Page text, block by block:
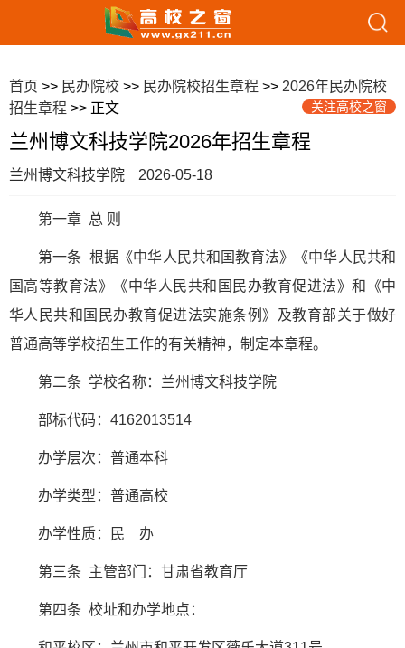
首页 >> 民办院校 >> 民办院校招生章程 >> 2026年民办院校
招生章程 >> 正文 关注高校之窗
兰州博文科技学院2026年招生章程
兰州博文科技学院 2026-05-18
第一章 总 则
第一条 根据《中华人民共和国教育法》《中华人民共和
国高等教育法》《中华人民共和国民办教育促进法》和《中
华人民共和国民办教育促进法实施条例》及教育部关于做好
普通高等学校招生工作的有关精神，制定本章程。
第二条 学校名称：兰州博文科技学院
部标代码：4162013514
办学层次：普通本科
办学类型：普通高校
办学性质：民 办
第三条 主管部门：甘肃省教育厅
第四条 校址和办学地点：